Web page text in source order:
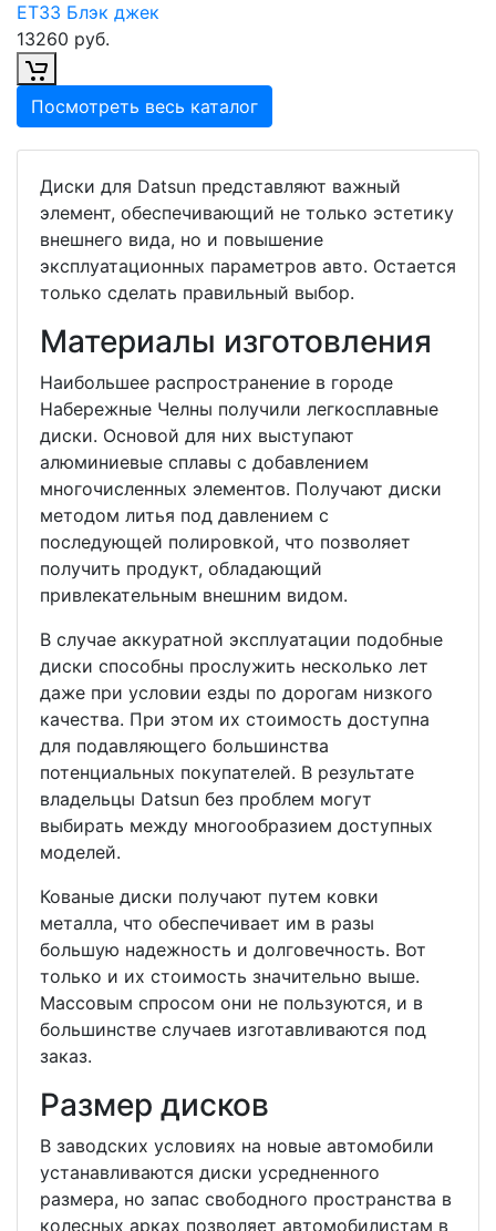
ET33 Блэк джек
13260 руб.
Посмотреть весь каталог
Диски для Datsun представляют важный
элемент, обеспечивающий не только эстетику
внешнего вида, но и повышение
эксплуатационных параметров авто. Остается
только сделать правильный выбор.
Материалы изготовления
Наибольшее распространение в городе
Набережные Челны получили легкосплавные
диски. Основой для них выступают
алюминиевые сплавы с добавлением
многочисленных элементов. Получают диски
методом литья под давлением с
последующей полировкой, что позволяет
получить продукт, обладающий
привлекательным внешним видом.
В случае аккуратной эксплуатации подобные
диски способны прослужить несколько лет
даже при условии езды по дорогам низкого
качества. При этом их стоимость доступна
для подавляющего большинства
потенциальных покупателей. В результате
владельцы Datsun без проблем могут
выбирать между многообразием доступных
моделей.
Кованые диски получают путем ковки
металла, что обеспечивает им в разы
большую надежность и долговечность. Вот
только и их стоимость значительно выше.
Массовым спросом они не пользуются, и в
большинстве случаев изготавливаются под
заказ.
Размер дисков
В заводских условиях на новые автомобили
устанавливаются диски усредненного
размера, но запас свободного пространства в
колесных арках позволяет автомобилистам в